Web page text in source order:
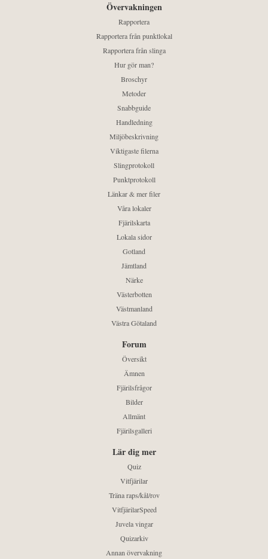
Övervakningen
Rapportera
Rapportera från punktlokal
Rapportera från slinga
Hur gör man?
Broschyr
Metoder
Snabbguide
Handledning
Miljöbeskrivning
Viktigaste filerna
Slingprotokoll
Punktprotokoll
Länkar & mer filer
Våra lokaler
Fjärilskarta
Lokala sidor
Gotland
Jämtland
Närke
Västerbotten
Västmanland
Västra Götaland
Forum
Översikt
Ämnen
Fjärilsfrågor
Bilder
Allmänt
Fjärilsgalleri
Lär dig mer
Quiz
Vitfjärilar
Träna raps/kål/rov
VitfjärilarSpeed
Juvela vingar
Quizarkiv
Annan övervakning